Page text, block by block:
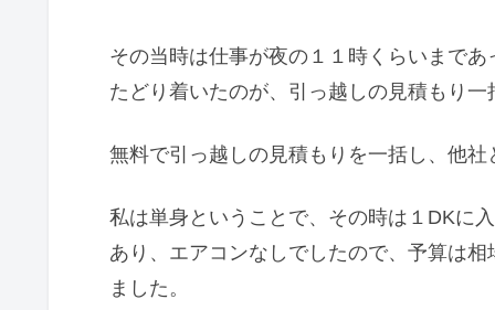
その当時は仕事が夜の１１時くらいまで
たどり着いたのが、引っ越しの見積もり一
無料で引っ越しの見積もりを一括し、他
私は単身ということで、その時は１DKに
あり、エアコンなしでしたので、予算は相
ました。